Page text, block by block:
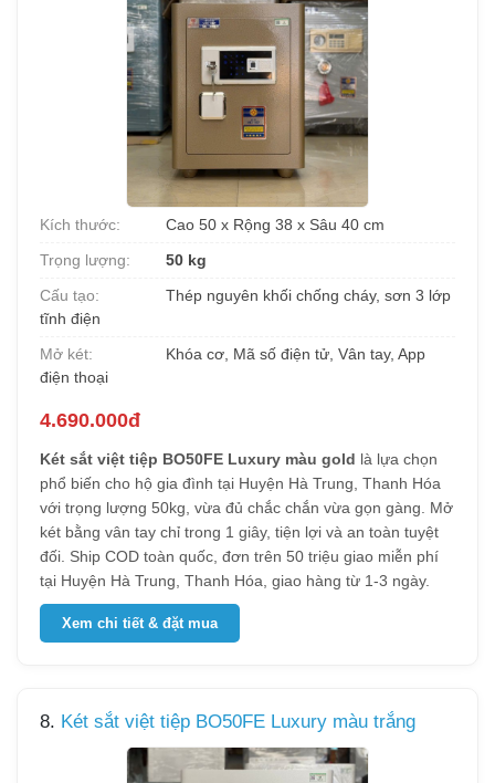
Kích thước:
Cao 50 x Rộng 38 x Sâu 40 cm
Trọng lượng:
50 kg
Cấu tạo:
Thép nguyên khối chống cháy, sơn 3 lớp
tĩnh điện
Mở két:
Khóa cơ, Mã số điện tử, Vân tay, App
điện thoại
4.690.000đ
Két sắt việt tiệp BO50FE Luxury màu gold là lựa chọn
phổ biến cho hộ gia đình tại Huyện Hà Trung, Thanh Hóa
với trọng lượng 50kg, vừa đủ chắc chắn vừa gọn gàng. Mở
két bằng vân tay chỉ trong 1 giây, tiện lợi và an toàn tuyệt
đối. Ship COD toàn quốc, đơn trên 50 triệu giao miễn phí
tại Huyện Hà Trung, Thanh Hóa, giao hàng từ 1-3 ngày.
Xem chi tiết & đặt mua
8. Két sắt việt tiệp BO50FE Luxury màu trắng